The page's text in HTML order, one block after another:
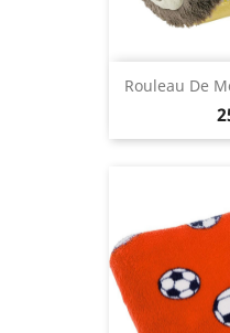
Rouleau De